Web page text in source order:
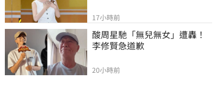
17小時前
酸周星馳「無兒無女」遭轟！
李修賢急道歉
20小時前